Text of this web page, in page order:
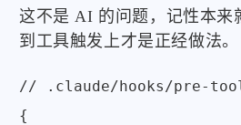
这不是 AI 的问题，记性本来
到工具触发上才是正经做法。
// .claude/hooks/pre-
{